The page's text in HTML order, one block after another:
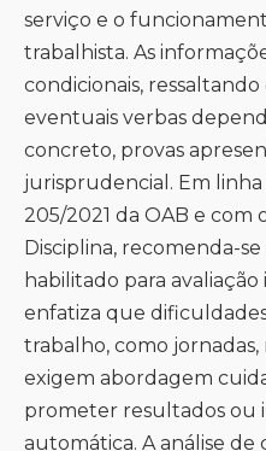
serviço e o
trabalhista. As
condicionais,
eventuais verbas
concreto, provas
jurisprudencial. Em
205/2021 da OAB e com
Disciplina, recomenda-
habilitado para
enfatiza que
trabalho, como
exigem abordagem
prometer resultados ou
automática. A análise de